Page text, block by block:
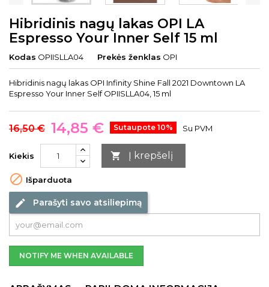
Hibridinis nagų lakas OPI LA
Espresso Your Inner Self 15 ml
Kodas OPIISLLA04 Prekės ženklas OPI
Hibridinis nagų lakas OPI Infinity Shine Fall 2021 Downtown LA
Espresso Your Inner Self OPIISLLA04, 15 ml
16,50 € 14,85 € Sutaupote 10% Su PVM
Kiekis  Į krepšelį
 Išparduota
edit Parašyti savo atsiliepimą
NOTIFY ME WHEN AVAILABLE